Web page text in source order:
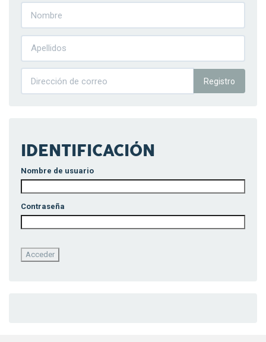
Registro
IDENTIFICACIÓN
Nombre de usuario
Contraseña